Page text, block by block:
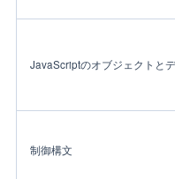
JavaScriptのオブジェクトと
制御構文